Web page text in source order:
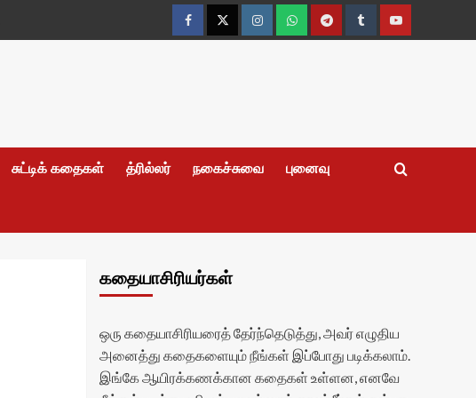
FacebookTwitterInstagramWhatsappTelegramTumblrYouTube
சுட்டிக் கதைகள் த்ரில்லர் நகைச்சுவை புனைவு
கதையாசிரியர்கள்
ஒரு கதையாசிரியரைத் தேர்ந்தெடுத்து, அவர் எழுதிய
அனைத்து கதைகளையும் நீங்கள் இப்போது படிக்கலாம்.
இங்கே ஆயிரக்கணக்கான கதைகள் உள்ளன, எனவே